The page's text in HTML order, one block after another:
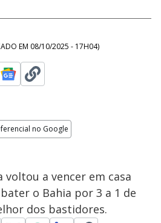
EM 08/10/2025 - 17H04)
no Google
voltou a vencer em casa
o Bahia por 3 a 1 de
dos bastidores.